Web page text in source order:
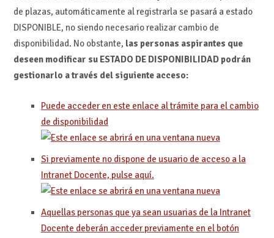
de plazas, automáticamente al registrarla se pasará a estado
DISPONIBLE, no siendo necesario realizar cambio de
disponibilidad. No obstante, las personas aspirantes que
deseen modificar su ESTADO DE DISPONIBILIDAD podrán
gestionarlo a través del siguiente acceso:
Puede acceder en este enlace al trámite para el cambio
de disponibilidad
Si previamente no dispone de usuario de acceso a la
Intranet Docente, pulse aquí.
Aquellas personas que ya sean usuarias de la Intranet
Docente deberán acceder previamente en el botón